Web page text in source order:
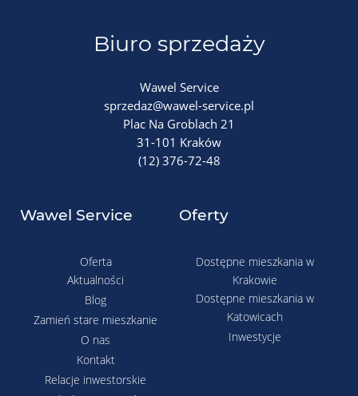
Biuro sprzedaży
Wawel Service
sprzedaz@wawel-service.pl
Plac Na Groblach 21
31-101 Kraków
(12) 376-72-48
Wawel Service
Oferta
Aktualności
Blog
Zamień stare mieszkanie
O nas
Kontakt
Relacje inwestorskie
Oferty
Dostępne mieszkania w
Krakowie
Dostępne mieszkania w
Katowicach
Inwestycje